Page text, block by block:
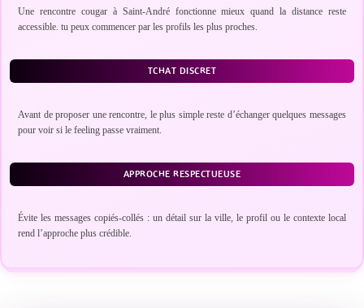
Une rencontre cougar à Saint-André fonctionne mieux quand la distance reste
accessible. tu peux commencer par les profils les plus proches.
TCHAT DISCRET
Avant de proposer une rencontre, le plus simple reste d’échanger quelques messages
pour voir si le feeling passe vraiment.
APPROCHE RESPECTUEUSE
Évite les messages copiés-collés : un détail sur la ville, le profil ou le contexte local
rend l’approche plus crédible.